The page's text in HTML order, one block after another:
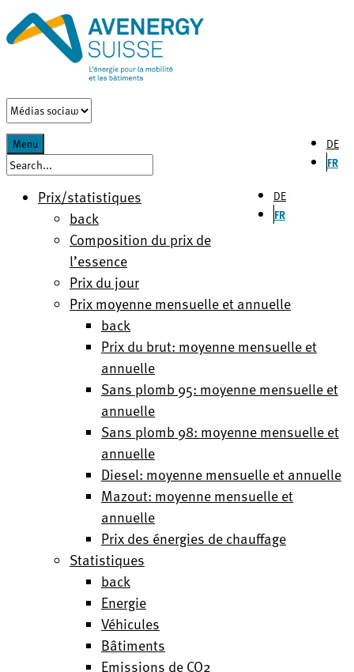
DE
FR
Menu
DE
FR
Prix/statistiques
back
Composition du prix de
l’essence
Prix du jour
Prix moyenne mensuelle et annuelle
back
Prix du brut: moyenne mensuelle et
annuelle
Sans plomb 95: moyenne mensuelle et
annuelle
Sans plomb 98: moyenne mensuelle et
annuelle
Diesel: moyenne mensuelle et annuelle
Mazout: moyenne mensuelle et
annuelle
Prix des énergies de chauffage
Statistiques
back
Energie
Véhicules
Bâtiments
Emissions de CO2